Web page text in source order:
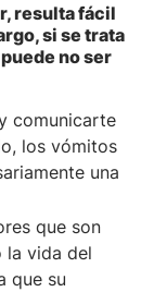
resulta fácil
si se trata
no ser
comunicarte
los vómitos
una
que son
la vida del
que su